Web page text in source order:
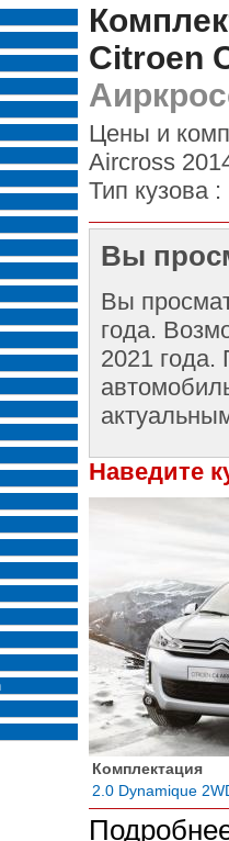
Citroen
Цены и
Aircross
Тип кузова :
Вы
Вы
года.
2021 года.
Наведите
Комплектация
2.0 Dynamique